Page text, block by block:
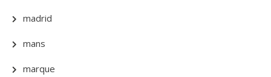
madrid
mans
marque